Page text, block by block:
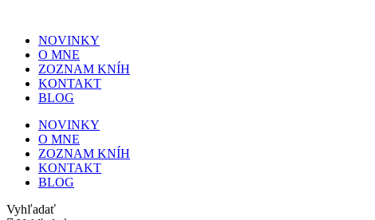
NOVINKY
O MNE
ZOZNAM KNÍH
KONTAKT
BLOG
NOVINKY
O MNE
ZOZNAM KNÍH
KONTAKT
BLOG
Vyhľadať